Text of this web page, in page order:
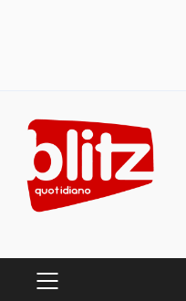
content
PRIMARY